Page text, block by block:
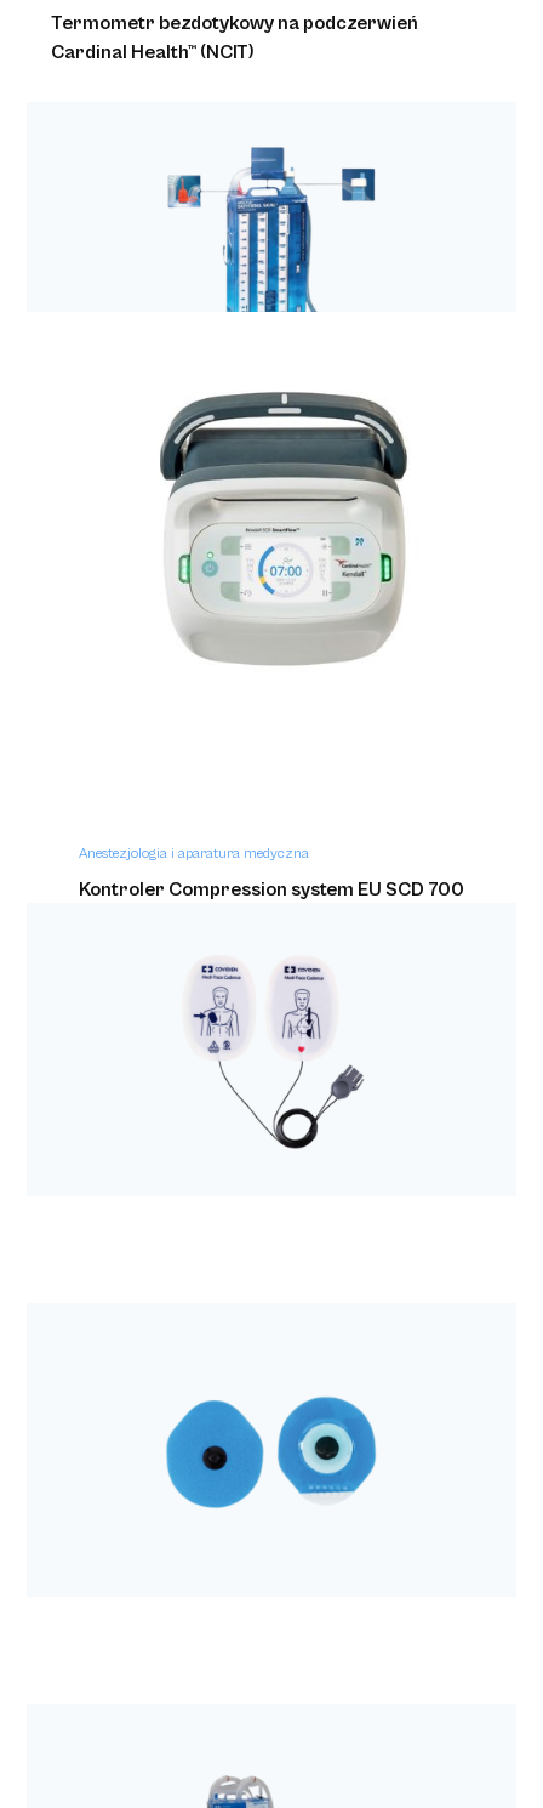
Termometr bezdotykowy na podczerwień
Cardinal Health™ (NCIT)
Anestezjologia i aparatura medyczna
Zestaw do drenażu opłucnej Sentinel Seal
Anestezjologia i aparatura medyczna
Kontroler Compression system EU SCD 700
Anestezjologia i aparatura medyczna
Elektroda do defibrylacji Quik-Combo a'2